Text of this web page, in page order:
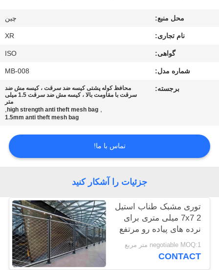
تماس
نقل
قول
سایت
PRIVACY
POLICY
محل منبع: چین
نام تجاری: XR
گواهی: ISO
شماره مدل: MB-008
برجسته:
محافظ کوله پشتی کیسه ضد سرقت ، کیسه مش ضد
سرقت با مقاومت بالا ، کیسه مش ضد سرقت 1.5 میلی
متر
,
high strength anti theft mesh bag
,
1.5mm anti theft mesh bag
تماس با ما!
جزئیات را آشکار کنید
توری مشبک طناب استیل
7x7 2 میلی متری برای
نرده های پیاده رو مرتفع
negotiable MOQ:1 متر مربع
CONTACT